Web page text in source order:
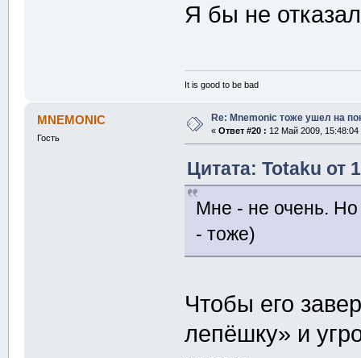
Я бы не
It is good to be bad
MNEMONIC
Гость
Re: Mnemonic тоже ушел на
« Ответ #20 : 12 Май 2009, 15:48:04
Цитата: Totaku от
Мне - не очень. Но
- тоже)
Чтобы его
лепёшку» и